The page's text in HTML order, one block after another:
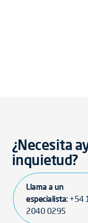
¿Necesita
inquietud?
Llama a un
especialista: +54
2040 0295